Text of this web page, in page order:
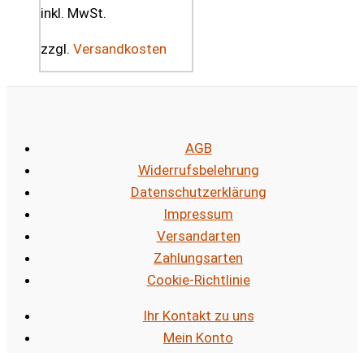
inkl. MwSt.
zzgl. Versandkosten
AGB
Widerrufsbelehrung
Datenschutzerklärung
Impressum
Versandarten
Zahlungsarten
Cookie-Richtlinie
Ihr Kontakt zu uns
Mein Konto